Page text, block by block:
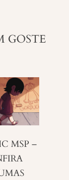
GOSTE
MSP –